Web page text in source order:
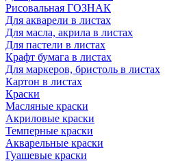
Рисовальная ГОЗНАК
Для акварели в листах
Для масла, акрила в листах
Для пастели в листах
Крафт бумага в листах
Для маркеров, бристоль в листах
Картон в листах
Краски
Масляные краски
Акриловые краски
Темперные краски
Акварельные краски
Гуашевые краски